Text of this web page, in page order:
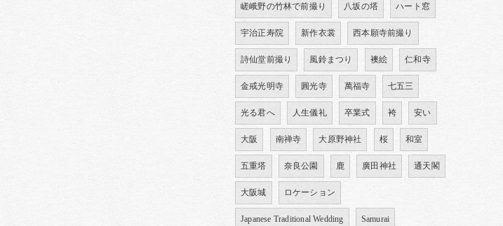
嵯峨野の竹林で前撮り 八坂の塔 ハート窓
宇治正寿院 新作衣裳 西本願寺前撮り
詩仙堂前撮り 風鈴まつり 襖絵 仁和寺
金戒光明寺 圓光寺 萬福寺 七五三
光る君へ 人生儀礼 卒業式 袴 安い
大阪 南禅寺 大原野神社 桜 和室
五重塔 奈良公園 鹿 廣田神社 通天閣
大阪城 ロケーション
Japanese Traditional Wedding Samurai